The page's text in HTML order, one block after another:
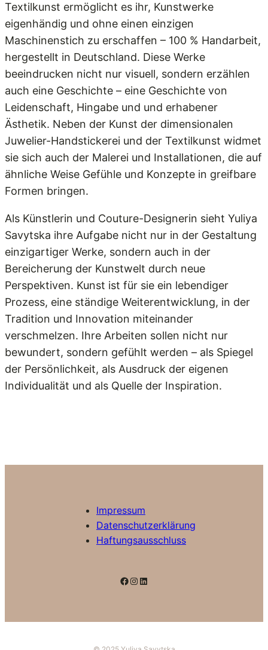
Textilkunst ermöglicht es ihr, Kunstwerke
eigenhändig und ohne einen einzigen
Maschinenstich zu erschaffen – 100 % Handarbeit,
hergestellt in Deutschland. Diese Werke
beeindrucken nicht nur visuell, sondern erzählen
auch eine Geschichte – eine Geschichte von
Leidenschaft, Hingabe und und erhabener
Ästhetik. Neben der Kunst der dimensionalen
Juwelier-Handstickerei und der Textilkunst widmet
sie sich auch der Malerei und Installationen, die auf
ähnliche Weise Gefühle und Konzepte in greifbare
Formen bringen.
Als Künstlerin und Couture-Designerin sieht Yuliya
Savytska ihre Aufgabe nicht nur in der Gestaltung
einzigartiger Werke, sondern auch in der
Bereicherung der Kunstwelt durch neue
Perspektiven. Kunst ist für sie ein lebendiger
Prozess, eine ständige Weiterentwicklung, in der
Tradition und Innovation miteinander
verschmelzen. Ihre Arbeiten sollen nicht nur
bewundert, sondern gefühlt werden – als Spiegel
der Persönlichkeit, als Ausdruck der eigenen
Individualität und als Quelle der Inspiration.
Impressum
Datenschutzerklärung
Haftungsausschluss
Facebook Instagram LinkedIn